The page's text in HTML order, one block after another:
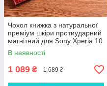
Чохол книжка з натуральної
преміум шкіри протиударний
магнітний для Sony Xperia 10
II "CROCODILE"
В наявності
1 089 ₴ 1 689 ₴